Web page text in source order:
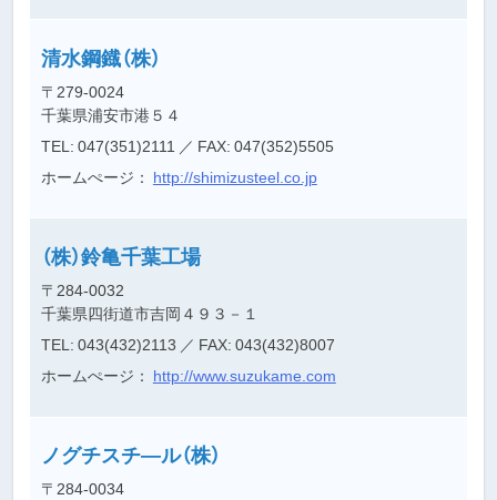
清水鋼鐡（株）
〒279-0024
千葉県浦安市港５４
TEL: 047(351)2111 ／ FAX: 047(352)5505
ホームぺージ： http://shimizusteel.co.jp
（株）鈴亀千葉工場
〒284-0032
千葉県四街道市吉岡４９３－１
TEL: 043(432)2113 ／ FAX: 043(432)8007
ホームぺージ： http://www.suzukame.com
ノグチスチ―ル（株）
〒284-0034